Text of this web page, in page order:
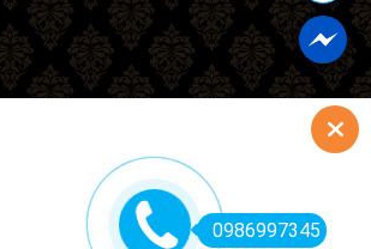
0986997345